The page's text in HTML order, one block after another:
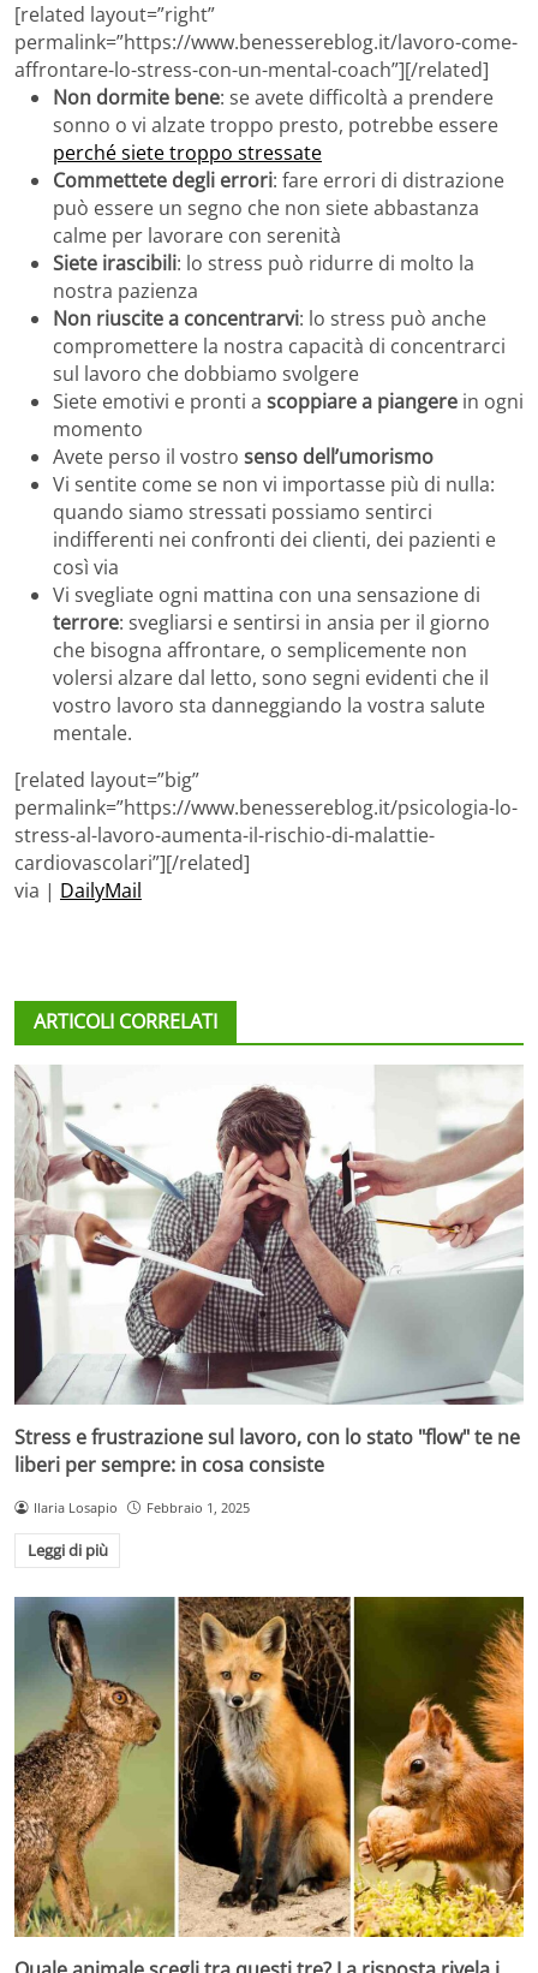
[related layout=”right”
permalink=”https://www.benessereblog.it/lavoro-come-
affrontare-lo-stress-con-un-mental-coach”][/related]
Non dormite bene: se avete difficoltà a prendere
sonno o vi alzate troppo presto, potrebbe essere
perché siete troppo stressate
Commettete degli errori: fare errori di distrazione
può essere un segno che non siete abbastanza
calme per lavorare con serenità
Siete irascibili: lo stress può ridurre di molto la
nostra pazienza
Non riuscite a concentrarvi: lo stress può anche
compromettere la nostra capacità di concentrarci
sul lavoro che dobbiamo svolgere
Siete emotivi e pronti a scoppiare a piangere in ogni
momento
Avete perso il vostro senso dell’umorismo
Vi sentite come se non vi importasse più di nulla:
quando siamo stressati possiamo sentirci
indifferenti nei confronti dei clienti, dei pazienti e
così via
Vi svegliate ogni mattina con una sensazione di
terrore: svegliarsi e sentirsi in ansia per il giorno
che bisogna affrontare, o semplicemente non
volersi alzare dal letto, sono segni evidenti che il
vostro lavoro sta danneggiando la vostra salute
mentale.
[related layout=”big”
permalink=”https://www.benessereblog.it/psicologia-lo-
stress-al-lavoro-aumenta-il-rischio-di-malattie-
cardiovascolari”][/related]
via | DailyMail
ARTICOLI CORRELATI
Stress e frustrazione sul lavoro, con lo stato "flow" te ne
liberi per sempre: in cosa consiste
Ilaria Losapio Febbraio 1, 2025
Leggi di più